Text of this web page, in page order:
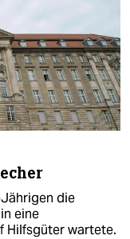
die
eine
Hilfsgüter wartete.